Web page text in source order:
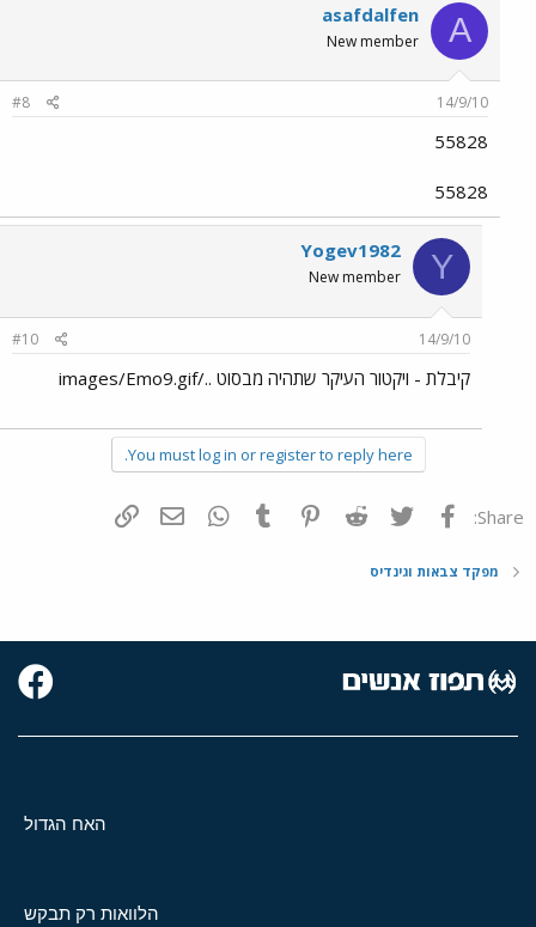
A
asafdalfen
New member
14/9/10
#8
55828
55828
Y
Yogev1982
New member
14/9/10
#10
קיבלת - ויקטור העיקר שתהיה מבסוט ../images/Emo9.gif
You must log in or register to reply here.
Share: פייסבוק Twitter
Reddit
Pinterest
Tumblr
WhatsAppדואר אלקטרוני
מפקד צבאות וגינדיס
האח הגדול
הלוואות רק תבקש